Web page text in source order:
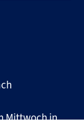
Mittwoch in